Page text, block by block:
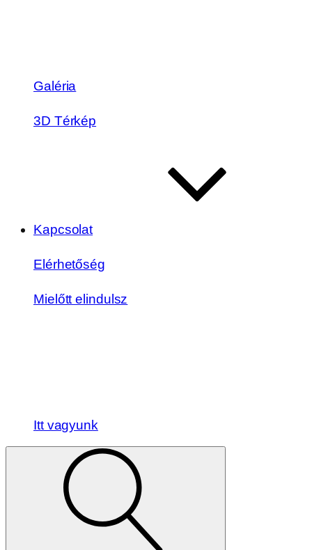
Galéria
3D Térkép
Kapcsolat
Elérhetőség
Mielőtt elindulsz
Itt vagyunk